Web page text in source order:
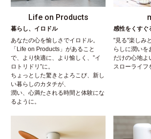
Life on Products
暮らし、イロドル
あなたの心を愉しさでイロドル。
「Life on Products」があること
で、より快適に、より愉しく、”イ
ロトリドリ”に。
ちょっとした驚きとよろこび、新し
い暮らしのカタチが、
潤い、心満たされる時間と体験にな
るように。
感性をくすぐ
"見る"楽しみ
らしに潤いを
だけの心地よ
スローライフ